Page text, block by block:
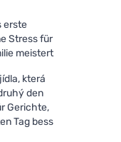
erste
Stress für
meistert
která
den
Gerichte,
Tag bess